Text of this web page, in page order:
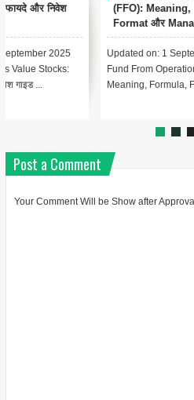
क्या है? Meaning, Importance,
Updated on: 17 August 2025 📑
Index - Conservatism Accounting
Complete Guide In Hindi Le...
में
Post a Comment
Your Comment Will be Show after